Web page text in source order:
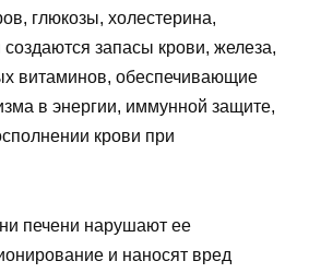
глюкозы, холестерина,
запасы крови, железа,
витаминов, обеспечивающие
в энергии, иммунной защите,
крови при
печени нарушают ее
и наносят вред